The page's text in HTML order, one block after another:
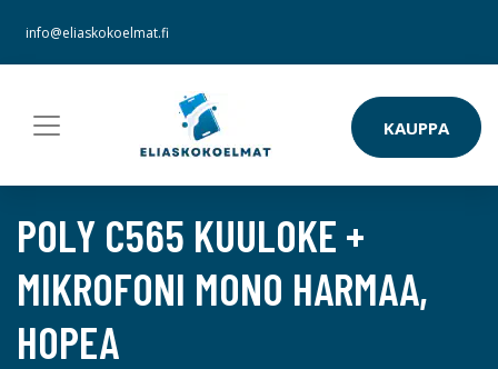
info@eliaskokoelmat.fi
KAUPPA
POLY C565 KUULOKE +
MIKROFONI MONO HARMAA,
HOPEA